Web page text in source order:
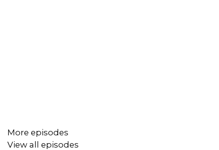
More episodes
View all episodes